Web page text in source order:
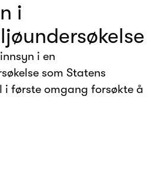
i
i en
som Statens
i første omgang forsøkte å